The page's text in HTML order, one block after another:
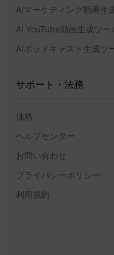
AIマーケティング動画生
AI YouTube動画生成ツー
AIポッドキャスト生成ツ
サポート・法務
価格
ヘルプセンター
お問い合わせ
プライバシーポリシー
利用規約